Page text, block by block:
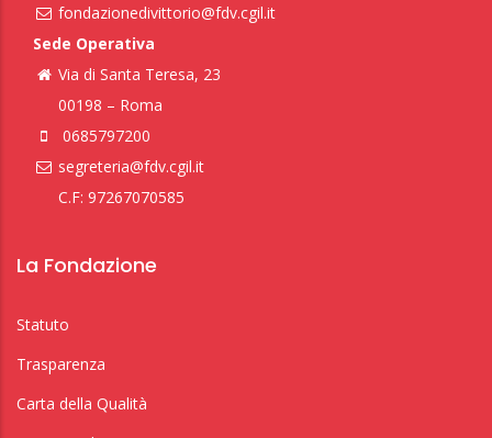
fondazionedivittorio@fdv.cgil.it
Sede Operativa
Via di Santa Teresa, 23
00198 – Roma
0685797200
segreteria@fdv.cgil.it
C.F: 97267070585
La Fondazione
Statuto
Trasparenza
Carta della Qualità